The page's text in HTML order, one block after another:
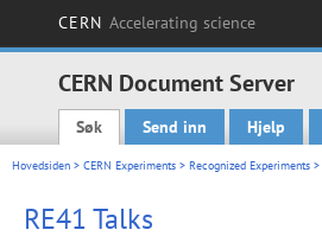
CERN Accelerating science
CERN Document Server
Main menu
Søk Send inn Hjelp
Hovedsiden > CERN Experiments > Recognized Experiments >
RE41 Talks